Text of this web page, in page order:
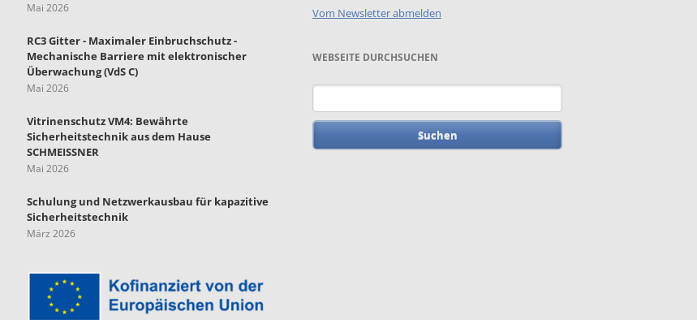
Mai 2026
RC3 Gitter - Maximaler Einbruchschutz -
Mechanische Barriere mit elektronischer
Überwachung (VdS C)
Mai 2026
Vitrinenschutz VM4: Bewährte
Sicherheitstechnik aus dem Hause
SCHMEISSNER
Mai 2026
Schulung und Netzwerkausbau für kapazitive
Sicherheitstechnik
März 2026
Vom Newsletter abmelden
WEBSEITE DURCHSUCHEN
Suchbegriffe